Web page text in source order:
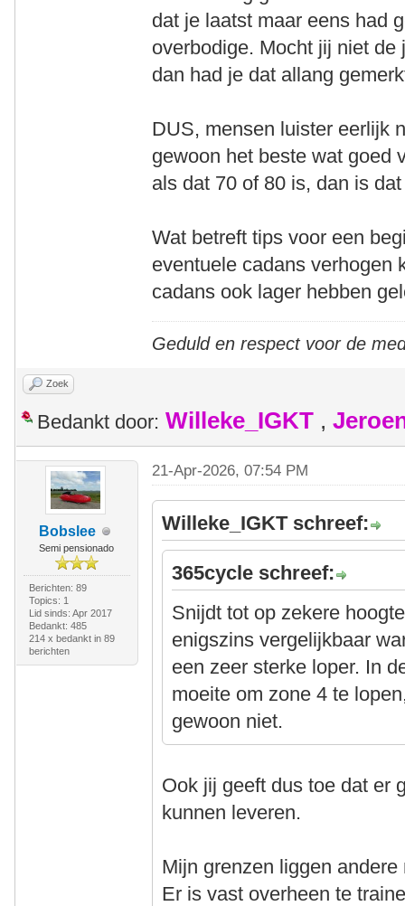
dat je laatst maar eens had
overbodige. Mocht jij niet
dan had je dat allang
DUS, mensen luister eerlijk
gewoon het beste wat goed
als dat 70 of 80 is, dan is
Wat betreft tips voor een
eventuele cadans verhogen
cadans ook lager hebben
Geduld en respect voor de
Zoek
Bedankt door: Willeke_IGKT ,
Bobslee
Semi pensionado
Berichten: 89
Topics: 1
Lid sinds: Apr 2017
Bedankt: 485
214 x bedankt in 89
berichten
21-Apr-2026, 07:54 PM
Willeke_IGKT schreef:
365cycle schreef:
Snijdt tot op zekere
enigszins vergelijkbaar
een zeer sterke loper. In
moeite om zone 4 te
gewoon niet.
Ook jij geeft dus toe dat er
kunnen leveren.
Mijn grenzen liggen
Er is vast overheen te